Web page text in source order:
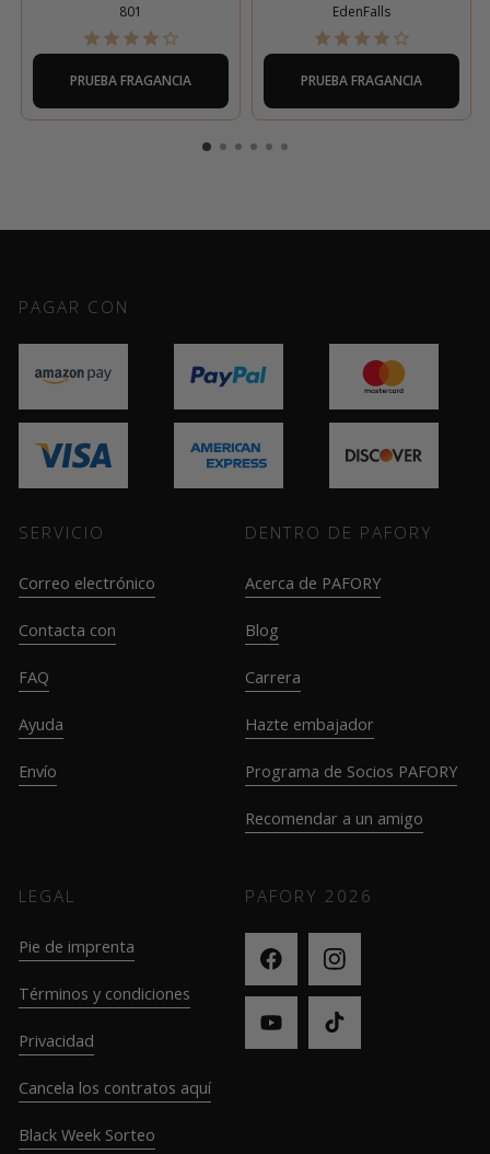
801
PRUEBA FRAGANCIA
EdenFalls
PRUEBA FRAGANCIA
PAGAR CON
SERVICIO
Correo electrónico
Contacta con
FAQ
Ayuda
Envío
DENTRO DE PAFORY
Acerca de PAFORY
Blog
Carrera
Hazte embajador
Programa de Socios PAFORY
Recomendar a un amigo
LEGAL
Pie de imprenta
Términos y condiciones
Privacidad
Cancela los contratos aquí
Black Week Sorteo
PAFORY 2026